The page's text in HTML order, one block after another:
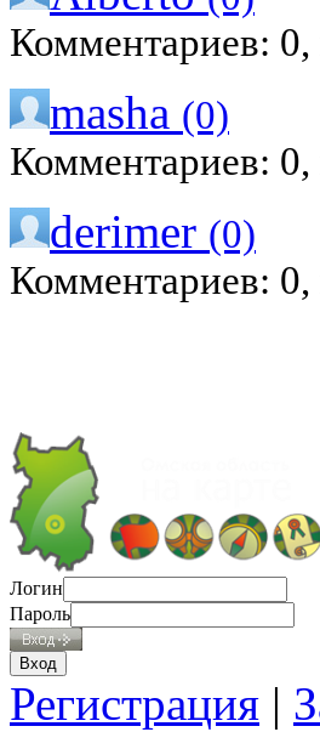
Комментариев:
masha (0)
Комментариев:
derimer (0)
Комментариев:
Логин
Пароль
Регистрация |